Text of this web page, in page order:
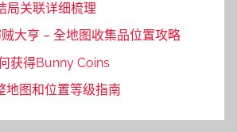
局关联详细梳理
大亨 – 全地图收集品位置攻略
获得Bunny Coins
地图和位置等级指南